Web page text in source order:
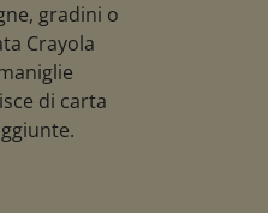
gradini o
Crayola
di carta